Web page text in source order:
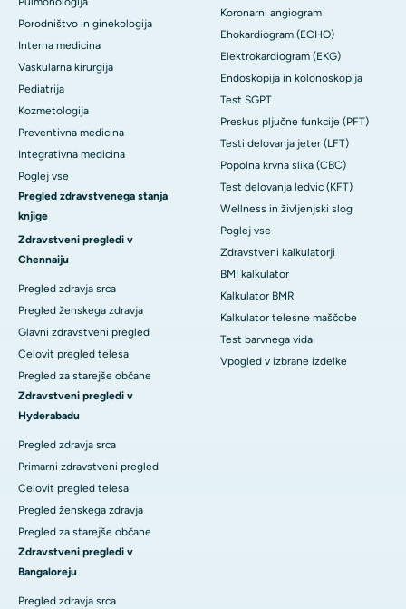
Porodništvo in ginekologija
Interna medicina
Vaskularna kirurgija
Pediatrija
Kozmetologija
Preventivna medicina
Integrativna medicina
Poglej vse
Pregled zdravstvenega stanja
knjige
Zdravstveni pregledi v
Chennaiju
Pregled zdravja srca
Pregled ženskega zdravja
Glavni zdravstveni pregled
Celovit pregled telesa
Pregled za starejše občane
Zdravstveni pregledi v
Hyderabadu
Pregled zdravja srca
Primarni zdravstveni pregled
Celovit pregled telesa
Pregled ženskega zdravja
Pregled za starejše občane
Zdravstveni pregledi v
Bangaloreju
Pregled zdravja srca
Koronarni angiogram
Ehokardiogram (ECHO)
Elektrokardiogram (EKG)
Endoskopija in kolonoskopija
Test SGPT
Preskus pljučne funkcije (PFT)
Testi delovanja jeter (LFT)
Popolna krvna slika (CBC)
Test delovanja ledvic (KFT)
Wellness in življenjski slog
Poglej vse
Zdravstveni kalkulatorji
BMI kalkulator
Kalkulator BMR
Kalkulator telesne maščobe
Test barvnega vida
Vpogled v izbrane izdelke